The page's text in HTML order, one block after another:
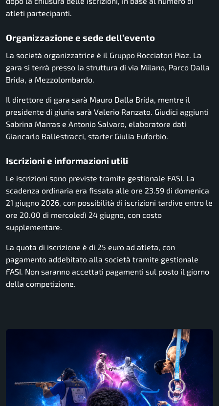
atleti partecipanti.
Organizzazione e sede dell’evento
La società organizzatrice è il Gruppo Rocciatori Piaz. La
gara si terrà presso la struttura di via Milano, Parco Dalla
Brida, a Mezzolombardo.
Il direttore di gara sarà Mauro Dalla Brida, mentre il
presidente di giuria sarà Valerio Ranzato. Giudici aggiunti
Sabrina Marras e Antonio Salvaro, elaboratore dati
Giancarlo Ballestracci, starter Giulia Euforbio.
Iscrizioni e informazioni utili
Le iscrizioni sono previste tramite gestionale FASI. La
scadenza ordinaria era fissata alle ore 23.59 di domenica
21 giugno 2026, con possibilità di iscrizioni tardive entro le
ore 20.00 di mercoledì 24 giugno, con costo
supplementare.
La quota di iscrizione è di 25 euro ad atleta, con
pagamento addebitato alla società tramite gestionale
FASI. Non saranno accettati pagamenti sul posto il giorno
della competizione.